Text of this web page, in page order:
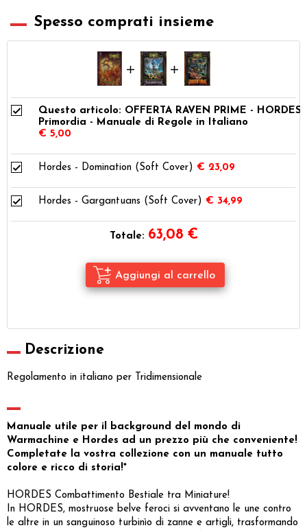
Spesso comprati insieme
Questo articolo: OFFERTA RAVEN PRIME - HORDES
Primordia - Manuale di Regole in Italiano
€ 5,00
Hordes - Domination (Soft Cover) € 23,09
Hordes - Gargantuans (Soft Cover) € 34,99
Totale: 63,08 €
Descrizione
Regolamento in italiano per Tridimensionale
Manuale utile per il background del mondo di
Warmachine e Hordes ad un prezzo più che conveniente!
Completate la vostra collezione con un manuale tutto
colore e ricco di storia!*
HORDES Combattimento Bestiale tra Miniature!
In HORDES, mostruose belve feroci si avventano le une contro
le altre in un sanguinoso turbinìo di zanne e artigli, trasformando